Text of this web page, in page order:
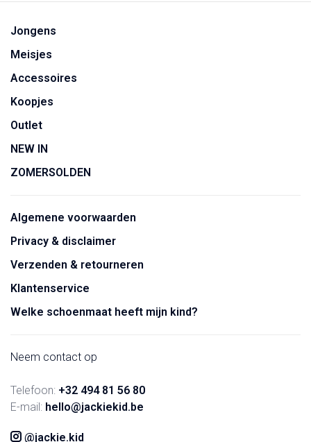
Jongens
Meisjes
Accessoires
Koopjes
Outlet
NEW IN
ZOMERSOLDEN
Algemene voorwaarden
Privacy & disclaimer
Verzenden & retourneren
Klantenservice
Welke schoenmaat heeft mijn kind?
Neem contact op
Telefoon: +32 494 81 56 80
E-mail: hello@jackiekid.be
@jackie.kid